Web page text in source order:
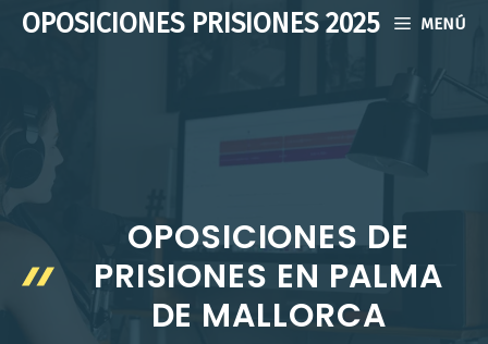
Saltar
OPOSICIONES PRISIONES 2025 MENÚ
OPOSICIONES DE
PRISIONES EN PALMA
DE MALLORCA